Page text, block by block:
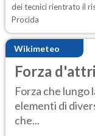
dei tecnici rientrato il
Procida
Wikimeteo
Forza
Forza che lungo
elementi di
che...